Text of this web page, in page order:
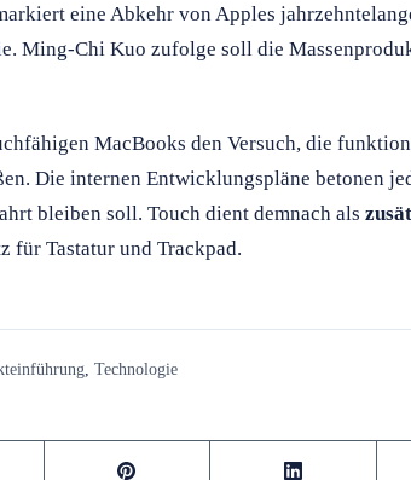
eine Abkehr von Apples
Ming-Chi Kuo zufolge soll die
MacBooks den Versuch, die
Die internen Entwicklungspläne betonen
bleiben soll. Touch dient demnach als
für Tastatur und Trackpad.
Technologie